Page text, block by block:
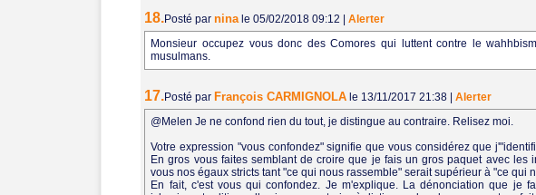
18.Posté par nina le 05/02/2018 09:12
Alerter
Monsieur occupez vous donc des Comores qui luttent contre le
musulmans.
17.Posté par François CARMIGNOLA le 13/11/2017 21:38
Alerter
@Melen Je ne confond rien du tout, je distingue au contraire. Relisez moi.
Votre expression "vous confondez" signifie que vous considérez que
En gros vous faites semblant de croire que je fais un gros paquet avec les
vous nos égaux stricts tant "ce qui nous rassemble" serait supérieur à "ce qui
En fait, c'est vous qui confondez. Je m'explique. La dénonciation que je